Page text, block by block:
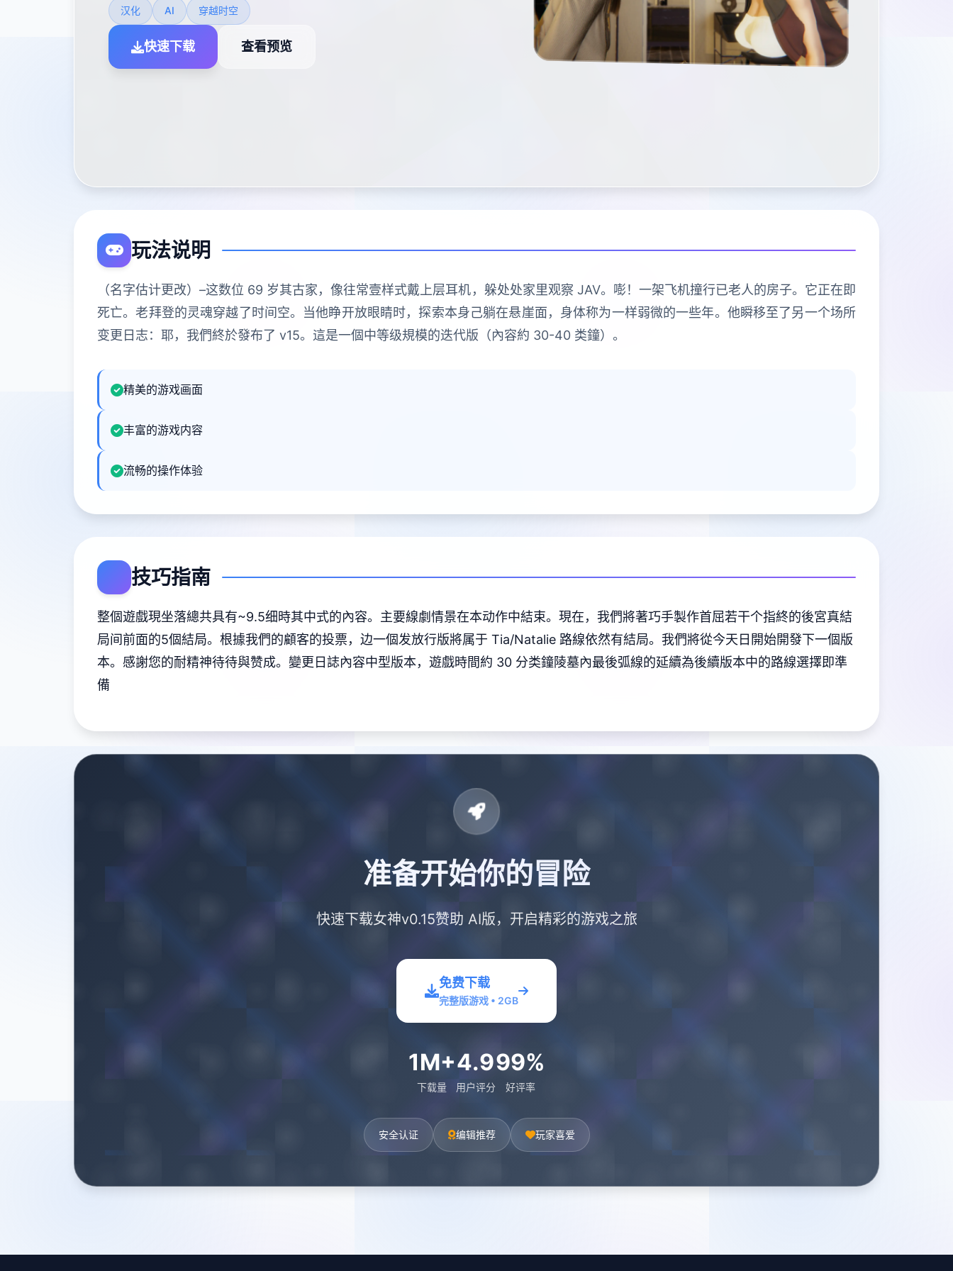
汉化 AI 穿越时空
快速下载 查看预览
玩法说明
（名字估计更改）–这数位 69 岁其古家，像往常壹样式戴上层耳机，躲处处家里观察 JAV。嘭！一架飞机撞行已老人的房子。它正在即
死亡。老拜登的灵魂穿越了时间空。当他睁开放眼睛时，探索本身己躺在悬崖面，身体称为一样弱微的一些年。他瞬移至了另一个场所
变更日志：耶，我們終於發布了 v15。這是一個中等级規模的迭代版（內容約 30-40 类鐘）。
精美的游戏画面
丰富的游戏内容
流畅的操作体验
技巧指南
整個遊戲現坐落總共具有~9.5细時其中式的內容。主要線劇情景在本动作中結束。現在，我們將著巧手製作首屈若干个指終的後宮真結
局间前面的5個結局。根據我們的顧客的投票，边一個发放行版將属于 Tia/Natalie 路線依然有結局。我們將從今天日開始開發下一個版
本。感謝您的耐精神待待與赞成。變更日誌內容中型版本，遊戲時間約 30 分类鐘陵墓內最後弧線的延續為後續版本中的路線選擇即準
備
准备开始你的冒险
快速下载女神v0.15赞助 AI版，开启精彩的游戏之旅
免费下载
完整版游戏 • 2GB
1M+
下载量
4.9
用户评分
99%
好评率
安全认证 编辑推荐 玩家喜爱